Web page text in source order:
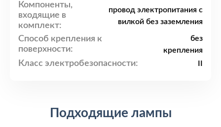
Компоненты,
входящие в
комплект:
провод электропитания с
вилкой без заземления
Способ крепления к
поверхности:
без
крепления
Класс электробезопасности:
Подходящие лампы